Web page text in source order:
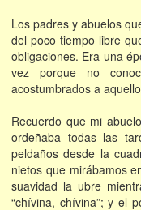
Los padres y abuelos
del poco tiempo libre
obligaciones. Era una
vez porque no
acostumbrados a
Recuerdo que mi
ordeñaba todas las
peldaños desde la
nietos que mirábamos
suavidad la ubre
“chívina, chívina”; y el